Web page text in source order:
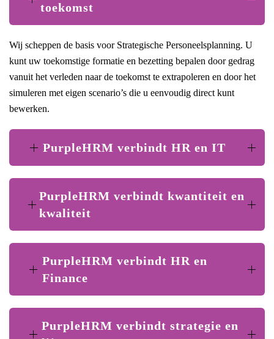
toekomst
Wij scheppen de basis voor Strategische Personeelsplanning. U
kunt uw toekomstige formatie en bezetting bepalen door gedrag
vanuit het verleden naar de toekomst te extrapoleren en door het
simuleren met eigen scenario’s die u eenvoudig direct kunt
bewerken.
PurpleHRM verbindt HR en IT
PurpleHRM verbindt kwantiteit en
kwaliteit
PurpleHRM verbindt HR en
Finance
PurpleHRM verbindt strategie en